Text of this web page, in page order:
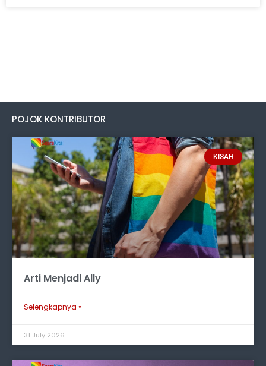
POJOK KONTRIBUTOR
KISAH
Arti Menjadi Ally
Selengkapnya »
31 July 2026